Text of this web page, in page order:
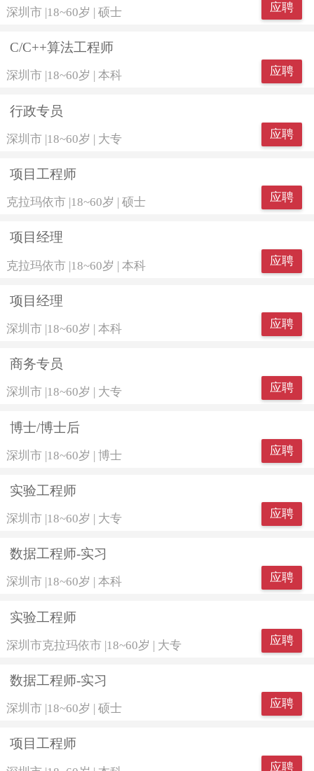
深圳市 |18~60岁 | 硕士 应聘
C/C++算法工程师
深圳市 18~60岁 本科 应聘
行政专员
深圳市 |18~60岁 | 大专 应聘
项目工程师
克拉玛依市 18~60岁 硕士 应聘
项目经理
克拉玛依市 |18~60岁 | 本科 应聘
项目经理
深圳市 |18~60岁 | 本科 应聘
商务专员
深圳市 18~60岁 大专 应聘
博士/博士后
深圳市 |18~60岁 | 博士 应聘
实验工程师
深圳市 |18~60岁 | 大专 应聘
数据工程师-实习
深圳市 18~60岁 本科 应聘
实验工程师
深圳市克拉玛依市 |18~60岁 | 大专 应聘
数据工程师-实习
深圳市 18~60岁 硕士 应聘
项目工程师
应聘